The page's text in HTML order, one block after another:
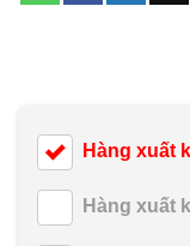
Hàng xuất
Hàng xuất